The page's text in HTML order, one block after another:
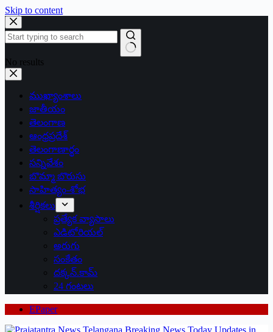
Skip to content
No results
ముఖ్యాంశాలు
జాతీయం
తెలంగాణ
ఆంధ్రప్రదేశ్
తెలంగాణార్థం
సన్నివేశం
బొమ్మా బొరుసు
సాహిత్యం-శోభ
శీర్షికలు
ప్రత్యేక వ్యాసాలు
ఎడిటోరియల్
అరుగు
సంకేతం
దక్కన్.కామ్
24 గంటలు
EPaper